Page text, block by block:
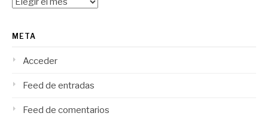
META
Acceder
Feed de entradas
Feed de comentarios